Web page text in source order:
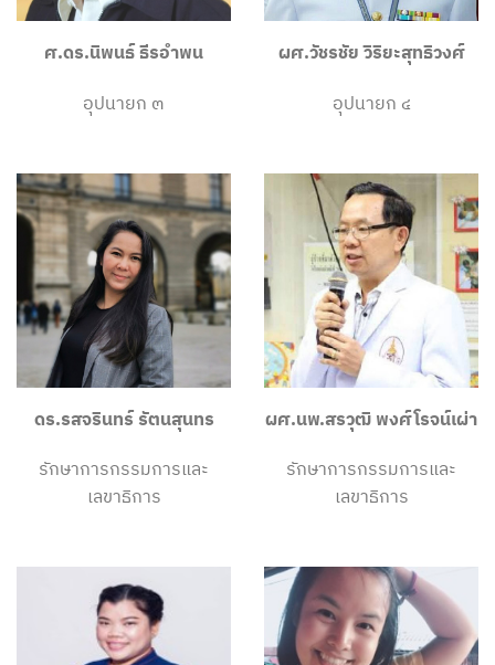
ศ.ดร.นิพนธ์ ธีรอำพน
อุปนายก ๓
ผศ.วัชรชัย วิริยะสุทธิวงศ์
อุปนายก ๔
ดร.รสจรินทร์ รัตนสุนทร
รักษาการกรรมการและ
เลขาธิการ
ผศ.นพ.สรวุฒิ พงศ์โรจน์เผ่า
รักษาการกรรมการและ
เลขาธิการ